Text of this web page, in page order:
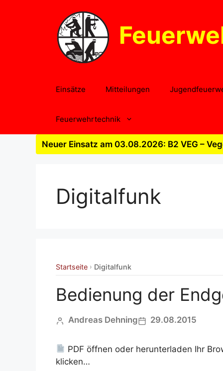
Einsätze Mitteilungen
Feuerwehrtechnik
Neuer Einsatz am 03.08.2026: B2 VEG –
Digitalfunk
Startseite › Digitalfunk
Bedienung der
Andreas Dehning 29.08.2015
PDF öffnen oder herunterladen Ihr
klicken…